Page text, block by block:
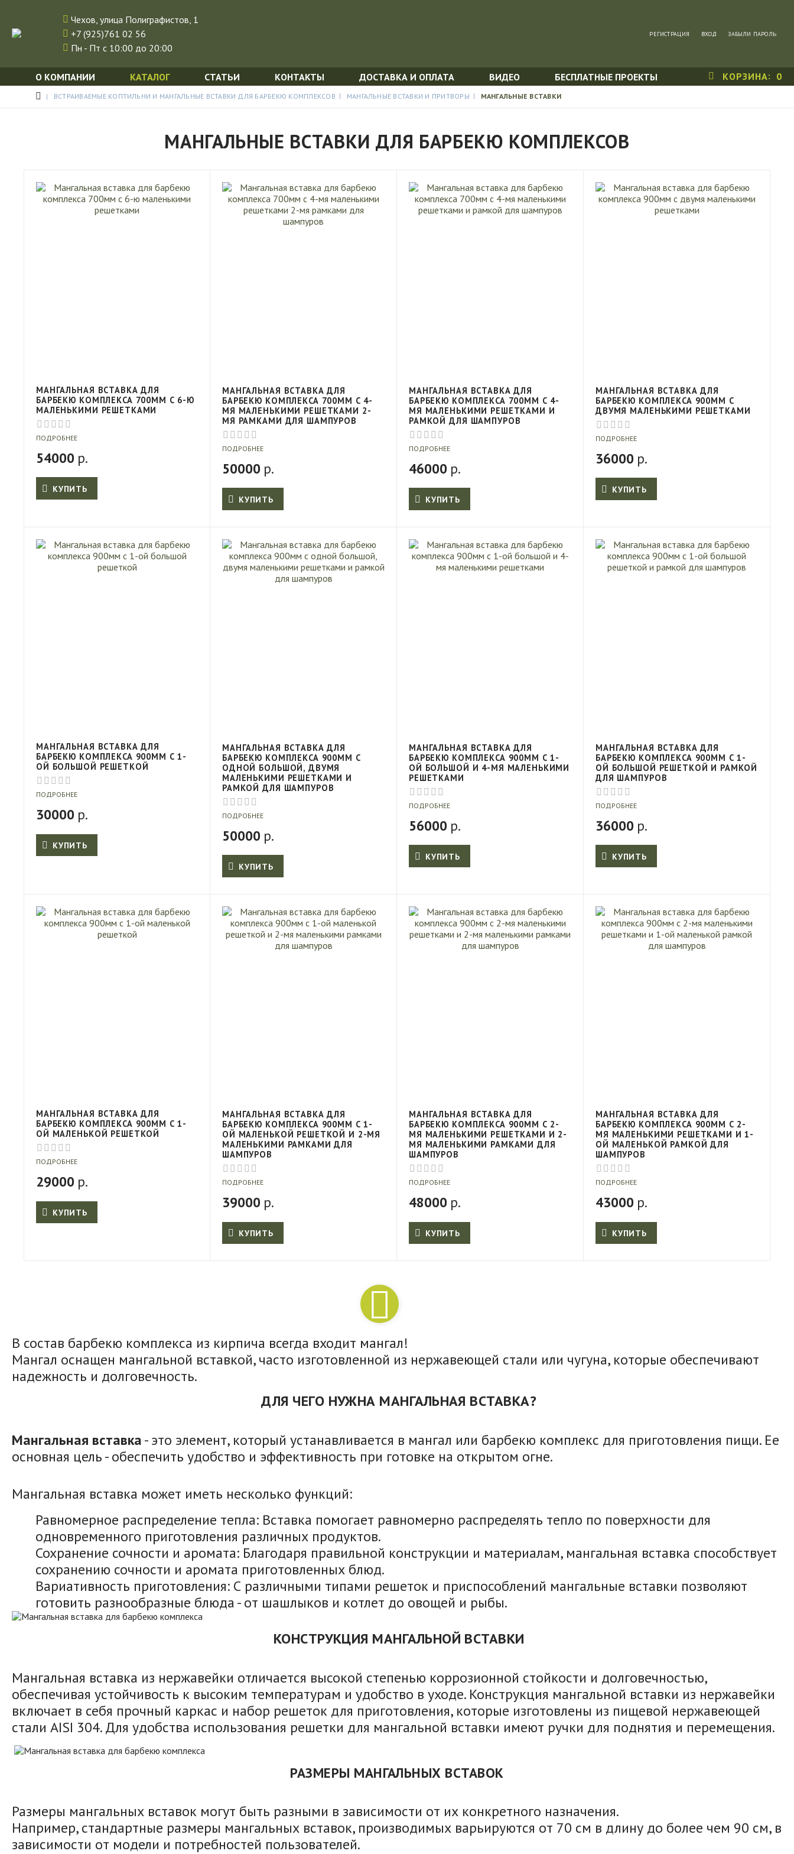
Чехов, улица Полиграфистов, 1
+7 (925)761 02 56
Пн - Пт с 10:00 до 20:00
РЕГИСТРАЦИЯ ВХОД ЗАБЫЛИ ПАРОЛЬ
О КОМПАНИИ КАТАЛОГ СТАТЬИ КОНТАКТЫ ДОСТАВКА И ОПЛАТА ВИДЕО БЕСПЛАТНЫЕ ПРОЕКТЫ КОРЗИНА 0
ВСТРАИВАЕМЫЕ КОПТИЛЬНИ И МАНГАЛЬНЫЕ ВСТАВКИ ДЛЯ БАРБЕКЮ КОМПЛЕКСОВ МАНГАЛЬНЫЕ ВСТАВКИ И ПРИТВОРЫ МАНГАЛЬНЫЕ ВСТАВКИ
МАНГАЛЬНЫЕ ВСТАВКИ ДЛЯ БАРБЕКЮ КОМПЛЕКСОВ
МАНГАЛЬНАЯ ВСТАВКА ДЛЯ
БАРБЕКЮ КОМПЛЕКСА 700ММ С 6-Ю
МАЛЕНЬКИМИ РЕШЕТКАМИ
ПОДРОБНЕЕ
54000 р.
КУПИТЬ
МАНГАЛЬНАЯ ВСТАВКА ДЛЯ
БАРБЕКЮ КОМПЛЕКСА 700ММ С 4-
МЯ МАЛЕНЬКИМИ РЕШЕТКАМИ 2-
МЯ РАМКАМИ ДЛЯ ШАМПУРОВ
ПОДРОБНЕЕ
50000 р.
КУПИТЬ
МАНГАЛЬНАЯ ВСТАВКА ДЛЯ
БАРБЕКЮ КОМПЛЕКСА 700ММ С 4-
МЯ МАЛЕНЬКИМИ РЕШЕТКАМИ И
РАМКОЙ ДЛЯ ШАМПУРОВ
ПОДРОБНЕЕ
46000 р.
КУПИТЬ
МАНГАЛЬНАЯ ВСТАВКА ДЛЯ
БАРБЕКЮ КОМПЛЕКСА 900ММ С
ДВУМЯ МАЛЕНЬКИМИ РЕШЕТКАМИ
ПОДРОБНЕЕ
36000 р.
КУПИТЬ
МАНГАЛЬНАЯ ВСТАВКА ДЛЯ
БАРБЕКЮ КОМПЛЕКСА 900ММ С 1-
ОЙ БОЛЬШОЙ РЕШЕТКОЙ
ПОДРОБНЕЕ
30000 р.
КУПИТЬ
МАНГАЛЬНАЯ ВСТАВКА ДЛЯ
БАРБЕКЮ КОМПЛЕКСА 900ММ С
ОДНОЙ БОЛЬШОЙ, ДВУМЯ
МАЛЕНЬКИМИ РЕШЕТКАМИ И
РАМКОЙ ДЛЯ ШАМПУРОВ
ПОДРОБНЕЕ
50000 р.
КУПИТЬ
МАНГАЛЬНАЯ ВСТАВКА ДЛЯ
БАРБЕКЮ КОМПЛЕКСА 900ММ С 1-
ОЙ БОЛЬШОЙ И 4-МЯ МАЛЕНЬКИМИ
РЕШЕТКАМИ
ПОДРОБНЕЕ
56000 р.
КУПИТЬ
МАНГАЛЬНАЯ ВСТАВКА ДЛЯ
БАРБЕКЮ КОМПЛЕКСА 900ММ С 1-
ОЙ БОЛЬШОЙ РЕШЕТКОЙ И РАМКОЙ
ДЛЯ ШАМПУРОВ
ПОДРОБНЕЕ
36000 р.
КУПИТЬ
МАНГАЛЬНАЯ ВСТАВКА ДЛЯ
БАРБЕКЮ КОМПЛЕКСА 900ММ С 1-
ОЙ МАЛЕНЬКОЙ РЕШЕТКОЙ
ПОДРОБНЕЕ
29000 р.
КУПИТЬ
МАНГАЛЬНАЯ ВСТАВКА ДЛЯ
БАРБЕКЮ КОМПЛЕКСА 900ММ С 1-
ОЙ МАЛЕНЬКОЙ РЕШЕТКОЙ И 2-МЯ
МАЛЕНЬКИМИ РАМКАМИ ДЛЯ
ШАМПУРОВ
ПОДРОБНЕЕ
39000 р.
КУПИТЬ
МАНГАЛЬНАЯ ВСТАВКА ДЛЯ
БАРБЕКЮ КОМПЛЕКСА 900ММ С 2-
МЯ МАЛЕНЬКИМИ РЕШЕТКАМИ И 2-
МЯ МАЛЕНЬКИМИ РАМКАМИ ДЛЯ
ШАМПУРОВ
ПОДРОБНЕЕ
48000 р.
КУПИТЬ
МАНГАЛЬНАЯ ВСТАВКА ДЛЯ
БАРБЕКЮ КОМПЛЕКСА 900ММ С 2-
МЯ МАЛЕНЬКИМИ РЕШЕТКАМИ И 1-
ОЙ МАЛЕНЬКОЙ РАМКОЙ ДЛЯ
ШАМПУРОВ
ПОДРОБНЕЕ
43000 р.
КУПИТЬ
В состав барбекю комплекса из кирпича всегда входит мангал!
Мангал оснащен мангальной вставкой, часто изготовленной из нержавеющей стали или чугуна, которые обеспечивают
надежность и долговечность.
ДЛЯ ЧЕГО НУЖНА МАНГАЛЬНАЯ ВСТАВКА?
Мангальная вставка- это элемент, который устанавливается в мангал или барбекю комплекс для приготовления пищи. Ее
основная цель - обеспечить удобство и эффективность при готовке на открытом огне.
Мангальная вставка может иметь несколько функций:
Равномерное распределение тепла: Вставка помогает равномерно распределять тепло по поверхности для
одновременного приготовления различных продуктов.
Сохранение сочности и аромата: Благодаря правильной конструкции и материалам, мангальная вставка способствует
сохранению сочности и аромата приготовленных блюд.
Вариативность приготовления: С различными типами решеток и приспособлений мангальные вставки позволяют
готовить разнообразные блюда - от шашлыков и котлет до овощей и рыбы.
КОНСТРУКЦИЯ МАНГАЛЬНОЙ ВСТАВКИ
Мангальная вставка из нержавейки отличается высокой степенью коррозионной стойкости и долговечностью,
обеспечивая устойчивость к высоким температурам и удобство в уходе. Конструкция мангальной вставки из нержавейки
включает в себя прочный каркас и набор решеток для приготовления, которые изготовлены из пищевой нержавеющей
стали AISI 304.Для удобства использования решетки для мангальной вставки имеют ручки для поднятия и перемещения.
РАЗМЕРЫ МАНГАЛЬНЫХ ВСТАВОК
Размеры мангальных вставок могут быть разными в зависимости от их конкретного назначения.
Например, стандартные размеры мангальных вставок, производимых варьируются от 70 см в длину до более чем 90 см, в
зависимости от модели и потребностей пользователей.